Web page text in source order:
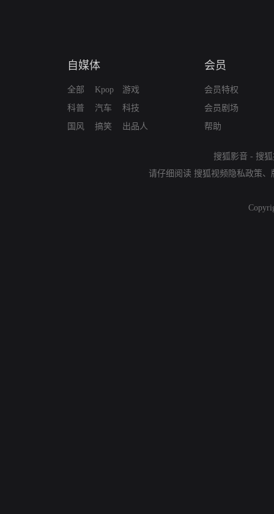
自媒体
全部
科普
国风
Kpop
汽车
搞笑
游戏
科技
出品人
会员
会员特权
会员剧场
帮助
搜狐影音 - 搜
请仔细阅读 搜狐视频隐私政策、